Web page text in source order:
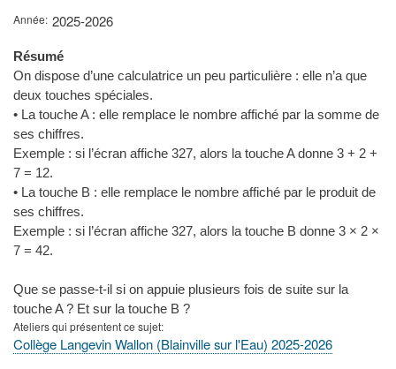
Année 2025-2026
Résumé
On dispose d’une calculatrice un peu particulière : elle n’a que
deux touches spéciales.
• La touche A : elle remplace le nombre affiché par la somme de
ses chiffres.
Exemple : si l’écran affiche 327, alors la touche A donne 3 + 2 +
7 = 12.
• La touche B : elle remplace le nombre affiché par le produit de
ses chiffres.
Exemple : si l’écran affiche 327, alors la touche B donne 3 × 2 ×
7 = 42.
Que se passe-t-il si on appuie plusieurs fois de suite sur la
touche A ? Et sur la touche B ?
Ateliers qui présentent ce sujet
Collège Langevin Wallon (Blainville sur l'Eau) 2025-2026